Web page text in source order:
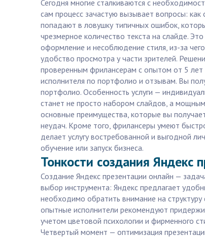
Сегодня многие сталкиваются с
сам процесс зачастую вызывает вопросы:
попадают в ловушку типичных ошибок,
чрезмерное количество текста на слайде.
оформление и несоблюдение стиля, из-за
удобство просмотра у части зрителей.
проверенным фрилансерам с опытом от 5
исполнителя по портфолио и отзывам. Вы
портфолио. Особенность услуги —
станет не просто набором слайдов, а
основные преимущества, которые вы
неудач. Кроме того, фрилансеры умеют
делает услугу востребованной и выгодной
обучение или запуск бизнеса.
Тонкости создания Яндекс
Создание Яндекс презентации онлайн —
выбор инструмента: Яндекс предлагает
необходимо обратить внимание на
опытные исполнители рекомендуют
учетом цветовой психологии и фирменного
Четвертый момент — оптимизация